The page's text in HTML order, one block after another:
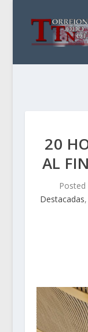
20
AL
Posted
Destacadas